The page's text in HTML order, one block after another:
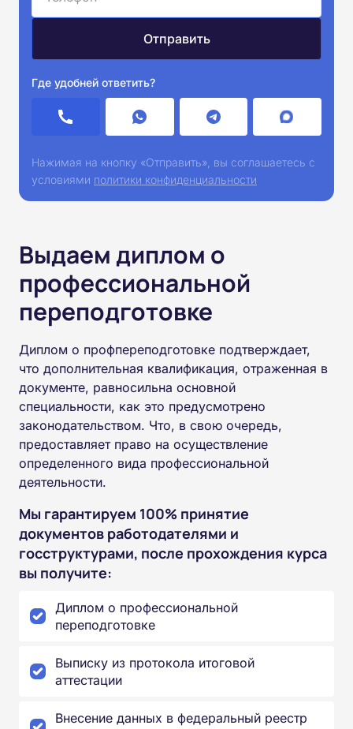
Где удобней ответить?
Нажимая на кнопку «Отправить», вы соглашаетесь с
условиями политики конфиденциальности
Выдаем диплом о
профессиональной
переподготовке
Диплом о профпереподготовке подтверждает,
что дополнительная квалификация, отраженная в
документе, равносильна основной
специальности, как это предусмотрено
законодательством. Что, в свою очередь,
предоставляет право на осуществление
определенного вида профессиональной
деятельности.
Мы гарантируем 100% принятие
документов работодателями и
госструктурами, после прохождения курса
вы получите:
Диплом о профессиональной
переподготовке
Выписку из протокола итоговой
аттестации
Внесение данных в федеральный реестр